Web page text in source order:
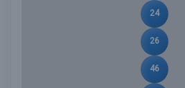
24
26
46